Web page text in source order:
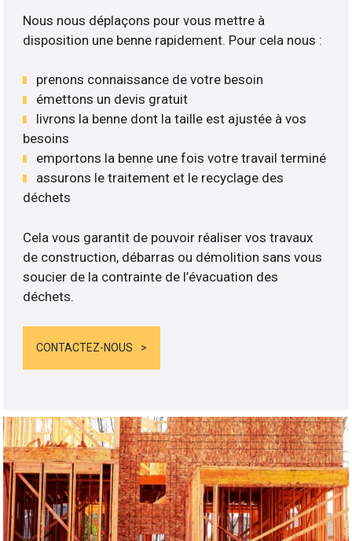
Nous nous déplaçons pour vous mettre à
disposition une benne rapidement. Pour cela nous :
prenons connaissance de votre besoin
émettons un devis gratuit
livrons la benne dont la taille est ajustée à vos
besoins
emportons la benne une fois votre travail terminé
assurons le traitement et le recyclage des
déchets
Cela vous garantit de pouvoir réaliser vos travaux
de construction, débarras ou démolition sans vous
soucier de la contrainte de l’évacuation des
déchets.
CONTACTEZ-NOUS